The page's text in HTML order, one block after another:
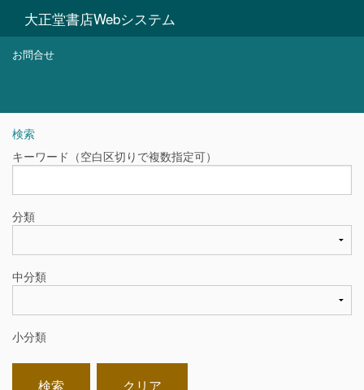
大正堂書店Webシステム
お問合せ
検索
キーワード（空白区切りで複数指定可）
分類
中分類
小分類
検索 クリア